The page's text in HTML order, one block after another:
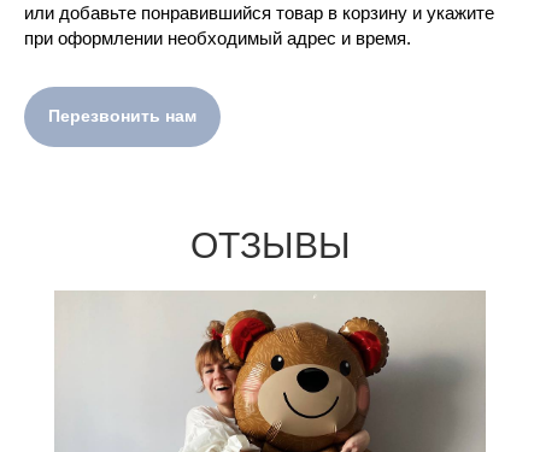
или добавьте понравившийся товар в корзину и укажите
при оформлении необходимый адрес и время.
Перезвонить нам
ОТЗЫВЫ